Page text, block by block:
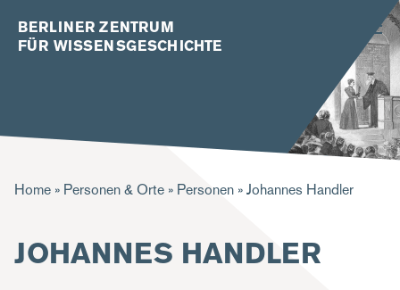
BERLINER ZENTRUM
FÜR WISSENSGESCHICHTE
P
a
Home Personen & Orte Personen Johannes Handler
JOHANNES HANDLER